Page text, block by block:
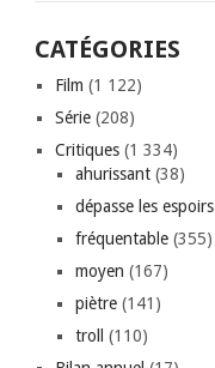
CATÉGORIES
Film (1 122)
Série (208)
Critiques (1 334)
ahurissant (38)
dépasse les espoirs
fréquentable (355)
moyen (167)
piètre (141)
troll
(110)